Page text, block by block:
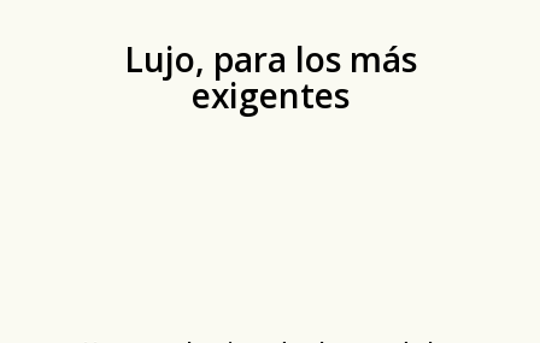
Lujo, para los más
exigentes